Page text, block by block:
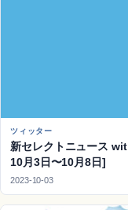
ツィッター
新セレクトニュース
10月3日〜10月8日]
2023-10-03